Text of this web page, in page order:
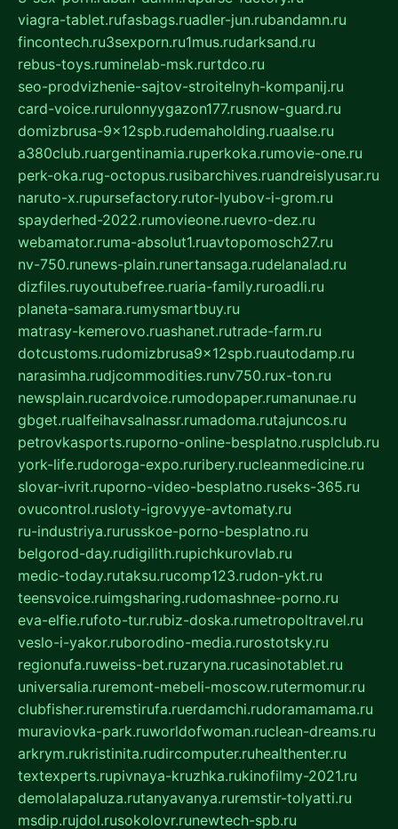
viagra-tablet.rufasbags.ruadler-jun.rubandamn.ru
fincontech.ru3sexporn.ru1mus.rudarksand.ru
rebus-toys.ruminelab-msk.rurtdco.ru
seo-prodvizhenie-sajtov-stroitelnyh-kompanij.ru
card-voice.rurulonnyygazon177.rusnow-guard.ru
domizbrusa-9x12spb.rudemaholding.ruaalse.ru
a380club.ruargentinamia.ruperkoka.rumovie-one.ru
perk-oka.rug-octopus.rusibarchives.ruandreislyusar.ru
naruto-x.rupursefactory.rutor-lyubov-i-grom.ru
spayderhed-2022.rumovieone.ruevro-dez.ru
webamator.ruma-absolut1.ruavtopomosch27.ru
nv-750.runews-plain.runertansaga.rudelanalad.ru
dizfiles.ruyoutubefree.ruaria-family.ruroadli.ru
planeta-samara.rumysmartbuy.ru
matrasy-kemerovo.ruashanet.rutrade-farm.ru
dotcustoms.rudomizbrusa9x12spb.ruautodamp.ru
narasimha.rudjcommodities.runv750.rux-ton.ru
newsplain.rucardvoice.rumodopaper.rumanunae.ru
gbget.rualfeihavsalnassr.rumadoma.rutajuncos.ru
petrovkasports.ruporno-online-besplatno.rusplclub.ru
york-life.rudoroga-expo.ruribery.rucleanmedicine.ru
slovar-ivrit.ruporno-video-besplatno.ruseks-365.ru
ovucontrol.rusloty-igrovyye-avtomaty.ru
ru-industriya.rurusskoe-porno-besplatno.ru
belgorod-day.rudigilith.rupichkurovlab.ru
medic-today.rutaksu.rucomp123.rudon-ykt.ru
teensvoice.ruimgsharing.rudomashnee-porno.ru
eva-elfie.rufoto-tur.rubiz-doska.rumetropoltravel.ru
veslo-i-yakor.ruborodino-media.rurostotsky.ru
regionufa.ruweiss-bet.ruzaryna.rucasinotablet.ru
universalia.ruremont-mebeli-moscow.rutermomur.ru
clubfisher.ruremstirufa.ruerdamchi.rudoramamama.ru
muraviovka-park.ruworldofwoman.ruclean-dreams.ru
arkrym.rukristinita.rudircomputer.ruhealthenter.ru
textexperts.rupivnaya-kruzhka.rukinofilmy-2021.ru
demolalapaluza.rutanyavanya.ruremstir-tolyatti.ru
msdip.rujdol.rusokolovr.runewtech-spb.ru